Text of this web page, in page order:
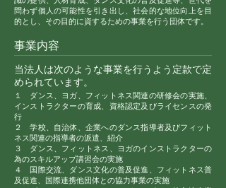
問わず個人の可能性を引き出し、社会的な地位向上を目
的とし、その目的に資するための事業を行う団体です。
事業内容
当法人は次のような事業を行うよう定款で定
められています。
１ ダンス、ヨガ、フィットネス関連の研修会の実施、
インストラクターの育成、資格認定及びライセンスの発
行
２ 学校、自治体、企業へのダンス指導者及びフィット
ネス関連の指導者の派遣、紹介
３ ダンス、フィットネス、ヨガのインストラクターの
為のスキルアップ講習会の実施
４ 国際交流、ダンス文化の普及促進、フィットネス普
及促進、国際連携他団体との協力事業の実施